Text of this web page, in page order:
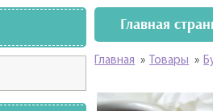
Главная
Главная » Товары »